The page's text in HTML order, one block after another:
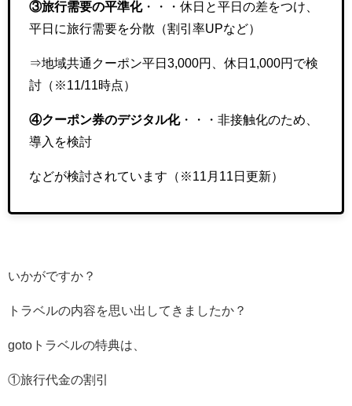
③旅行需要の平準化・・・休日と平日の差をつけ、
平日に旅行需要を分散（割引率UPなど）
⇒地域共通クーポン平日3,000円、休日1,000円で検
討（※11/11時点）
④クーポン券のデジタル化・・・非接触化のため、
導入を検討
などが検討されています（※11月11日更新）
いかがですか？
トラベルの内容を思い出してきましたか？
gotoトラベルの特典は、
①旅行代金の割引